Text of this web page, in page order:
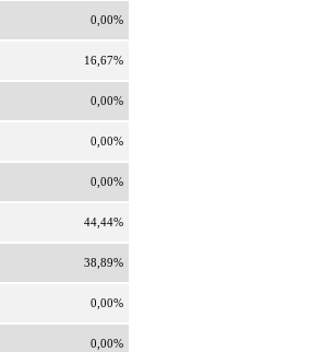
0,00%
16,67%
0,00%
0,00%
0,00%
44,44%
38,89%
0,00%
0,00%